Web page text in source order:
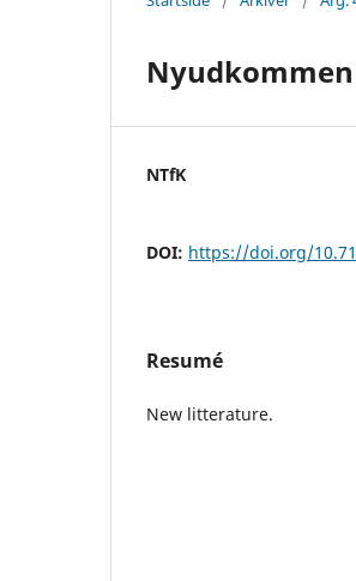
NTfK
DOI: https://doi.org/
Resumé
New litterature.